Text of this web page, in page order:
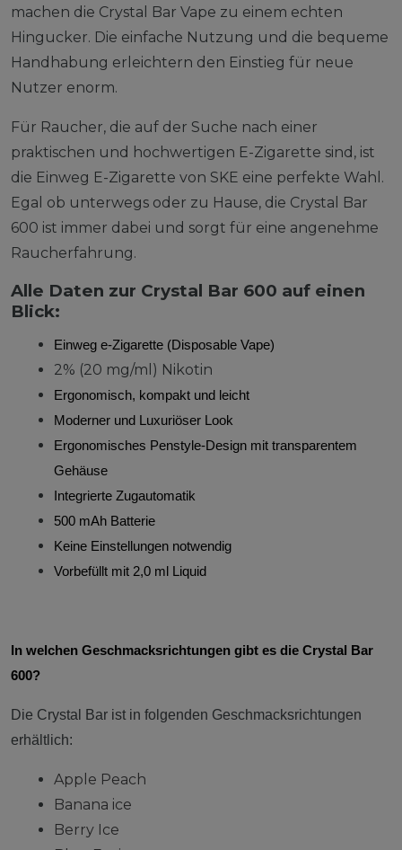
machen die Crystal Bar Vape zu einem echten
Hingucker. Die einfache Nutzung und die bequeme
Handhabung erleichtern den Einstieg für neue
Nutzer enorm.
Für Raucher, die auf der Suche nach einer
praktischen und hochwertigen E-Zigarette sind, ist
die Einweg E-Zigarette von SKE eine perfekte Wahl.
Egal ob unterwegs oder zu Hause, die Crystal Bar
600 ist immer dabei und sorgt für eine angenehme
Raucherfahrung.
Alle Daten zur Crystal Bar 600 auf einen
Blick:
Einweg e-Zigarette (Disposable Vape)
2% (20 mg/ml) Nikotin
Ergonomisch, kompakt und leicht
Moderner und Luxuriöser Look
Ergonomisches Penstyle-Design mit transparentem
Gehäuse
Integrierte Zugautomatik
500 mAh Batterie
Keine Einstellungen notwendig
Vorbefüllt mit 2,0 ml Liquid
In welchen Geschmacksrichtungen gibt es die Crystal Bar
600?
Die Crystal Bar ist in folgenden Geschmacksrichtungen
erhältlich:
Apple Peach
Banana ice
Berry Ice